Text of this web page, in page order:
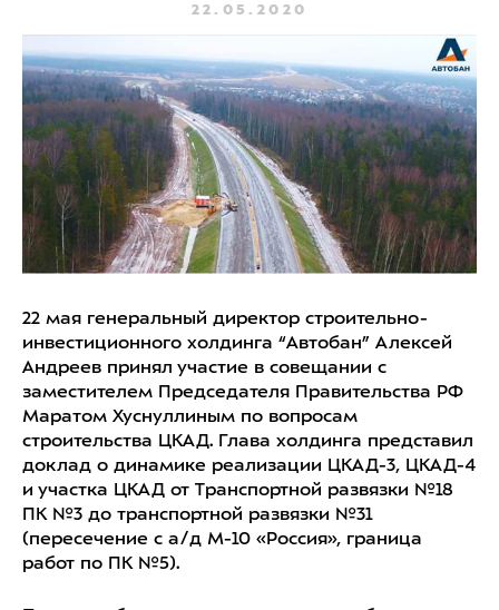
22.05.2020
22 мая генеральный директор строительно-
инвестиционного холдинга “Автобан” Алексей
Андреев принял участие в совещании с
заместителем Председателя Правительства РФ
Маратом Хуснуллиным по вопросам
строительства ЦКАД. Глава холдинга представил
доклад о динамике реализации ЦКАД-3, ЦКАД-4
и участка ЦКАД от Транспортной развязки №18
ПК №3 до транспортной развязки №31
(пересечение с а/д М-10 «Россия», граница
работ по ПК №5).